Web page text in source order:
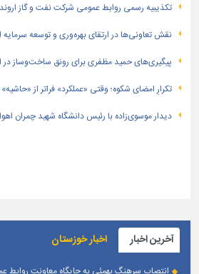
تكذیبیه رسمی روابط عمومی شركت نفت و گاز
نقش تعاونی‌ها در ارتقای بهره‌وری و توسعه
پیگیری‌های حمید مظفری برای رونق ساخت‌وساز در
تکرارِ امضای شکوه؛ وقتی «عملکرد» فراتر از
دیدار موسوی‌زاده با رئیس دانشگاه شهید چمران
آخرین اخبار اخبار خوزستان
انتصاب سرهنگ بهمئی به جایگاه معاونت روابط